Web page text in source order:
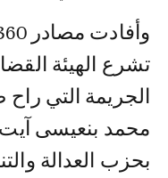
وأفادت مصادر Le360 بأنه من المنتظر أن
تشرع الهيئة
الجريمة التي
محمد بنعيسى آيت
بحزب العدالة